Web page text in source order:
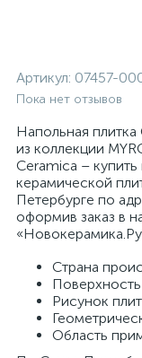
Артикул: 07457-
Пока нет отзывов
Напольная плитка
из коллекции
Ceramica –
керамической
Петербурге по
оформив заказ в
Страна
Рисунок
Область